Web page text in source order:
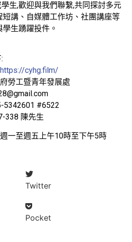
生,歡迎與我們聯繫,共同探討多元
講、自媒體工作坊、社團講座等
生踴躍投件。
https://cyhg.film/
勞工暨青年發展處
5342601 #6522
338 陳先生
一至週五上午10時至下午5時
Twitter
Pocket